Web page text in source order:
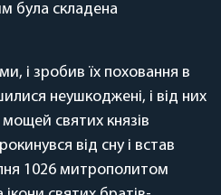
була складена
і зробив їх поховання в
неушкоджені, і від них
святих князів
від сну і встав
1026 митрополитом